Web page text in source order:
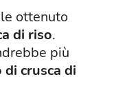
ottenuto
di riso.
più
di crusca di